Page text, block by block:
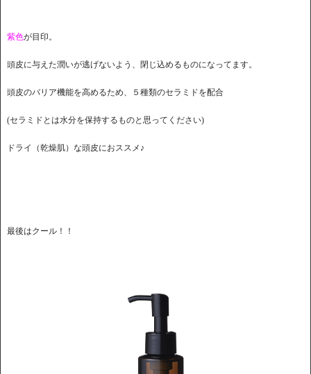
紫色が目印。
頭皮に与えた潤いが逃げないよう、閉じ込めるものになってます。
頭皮のバリア機能を高めるため、５種類のセラミドを配合
(セラミドとは水分を保持するものと思ってください)
ドライ（乾燥肌）な頭皮におススメ♪
最後はクール！！